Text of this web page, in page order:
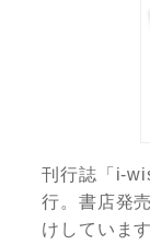
刊行誌「i-
行。書店発
けしています